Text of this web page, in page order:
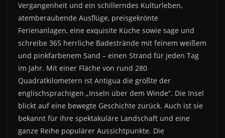
Vergangenheit und ein schillerndes Kulturleben,
atemberaubende Ausflüge, preisgekrönte
Ferienanlagen, eine exquisite Küche sowie sage und
schreibe 365 herrliche Badestrände mit feinem weißem
und pinkfarbenem Sand – einen Strand für jeden Tag
im Jahr. Mit einer Fläche von rund 280
Quadratkilometern ist Antigua die größte der
englischsprachigen „Inseln über dem Winde“. Die Insel
blickt auf eine bewegte Geschichte zurück. Auch ist sie
bekannt für ihre spektakuläre Landschaft und eine
ganze Reihe populärer Aussichtpunkte. Die